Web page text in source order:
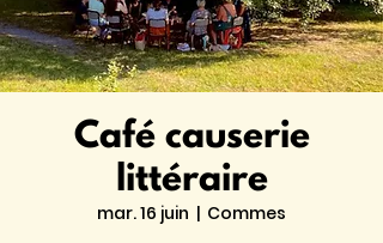
Café causerie
littéraire
mar. 16 juin
  |
Commes